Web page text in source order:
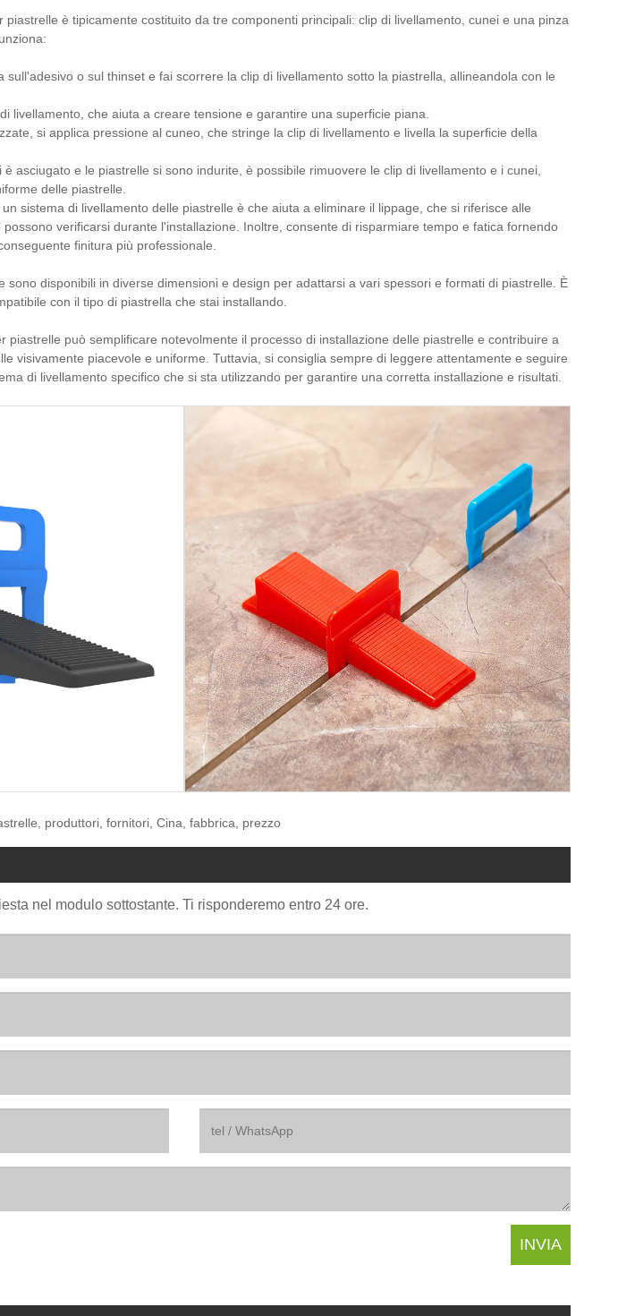
piastrelle è tipicamente costituito da tre componenti principali: clip di livellamento, cunei e una pinza
sull'adesivo o sul thinset e fai scorrere la clip di livellamento sotto la piastrella, allineandola con le
livellamento, che aiuta a creare tensione e garantire una superficie piana.
si applica pressione al cuneo, che stringe la clip di livellamento e livella la superficie della
asciugato e le piastrelle si sono indurite, è possibile rimuovere le clip di livellamento e i cunei,
delle piastrelle.
sistema di livellamento delle piastrelle è che aiuta a eliminare il lippage, che si riferisce alle
verificarsi durante l'installazione. Inoltre, consente di risparmiare tempo e fatica fornendo
finitura più professionale.
sono disponibili in diverse dimensioni e design per adattarsi a vari spessori e formati di piastrelle. È
con il tipo di piastrella che stai installando.
piastrelle può semplificare notevolmente il processo di installazione delle piastrelle e contribuire a
visivamente piacevole e uniforme. Tuttavia, si consiglia sempre di leggere attentamente e seguire
di livellamento specifico che si sta utilizzando per garantire una corretta installazione e risultati.
produttori, fornitori, Cina, fabbrica, prezzo
nel modulo sottostante. Ti risponderemo entro 24 ore.